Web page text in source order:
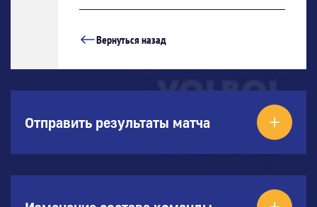
Вернуться назад
Отправить результаты матча